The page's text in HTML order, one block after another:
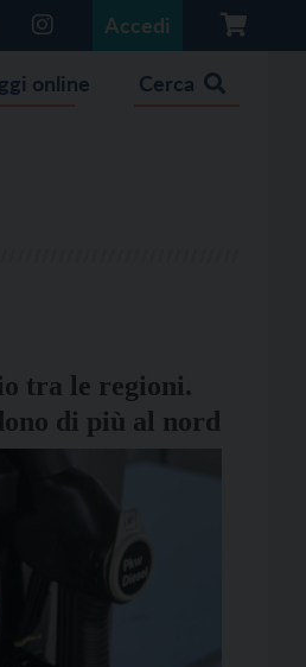
Accedi
online Cerca
tra le regioni.
di più al nord